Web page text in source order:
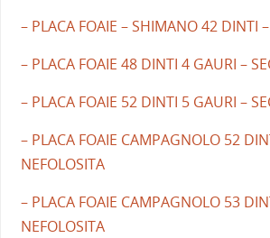
– PLACA FOAIE – SHIMANO 42 DINTI
– PLACA FOAIE 48 DINTI 4 GAURI –
– PLACA FOAIE 52 DINTI 5 GAURI –
– PLACA FOAIE CAMPAGNOLO 52
NEFOLOSITA
– PLACA FOAIE CAMPAGNOLO 53
NEFOLOSITA